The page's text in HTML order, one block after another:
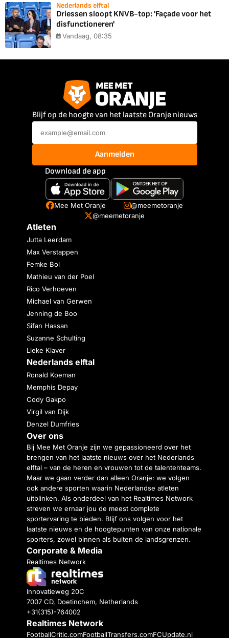
Nederlands elftal
Driessen sloopt KNVB-top: 'Façade voor het
disfunctioneren'
Vandaag, 08:35
Blijf op de hoogte van het laatste Oranje nieuws
Aanmelden
Download de app
Mee Met Oranje
@meemetoranje
@meemetoranje
Atleten
Jutta Leerdam
Max Verstappen
Femke Bol
Mathieu van der Poel
Rico Verhoeven
Michael van Gerwen
Jenning de Boo
Sifan Hassan
Suzanne Schulting
Lieke Klaver
Nederlands elftal
Ronald Koeman
Memphis Depay
Cody Gakpo
Virgil van Dijk
Denzel Dumfries
Over ons
Bij Mee Met Oranje zijn we gepassioneerd over het
brengen van het laatste nieuws over het Nederlands
elftal – van de heren en vrouwen tot de talententeams.
Maar we gaan verder dan alleen Oranje: we volgen
ook andere sporten waarin Nederlandse atleten
uitblinken. Als onderdeel van het Realtimes Network
streven we ernaar jou de meest complete
sportervaring te bieden. Blijf ons volgen voor het
laatste nieuws en de hoogtepunten van onze nationale
sporters, zowel binnen als buiten de landsgrenzen.
Corporate & Media
Realtimes Network
Innovatieweg 20C
7007 CD, Doetinchem, Netherlands
+31(315)-764002
Realtimes Network
FootballCritic.comFootballTransfers.comFCUpdate.nl